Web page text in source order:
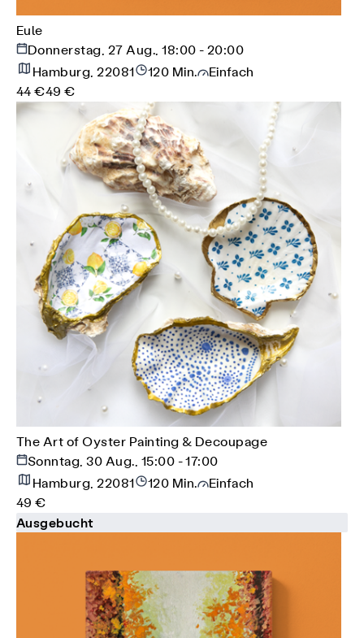
Eule
Donnerstag, 27 Aug., 18:00 - 20:00
Hamburg, 22081
120 Min.
Einfach
44 €49 €
The Art of Oyster Painting & Decoupage
Sonntag, 30 Aug., 15:00 - 17:00
Hamburg, 22081
120 Min.
Einfach
49 €
Ausgebucht